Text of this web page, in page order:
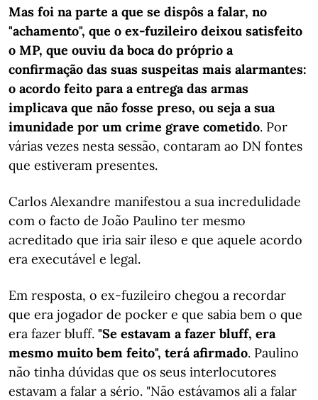
Mas foi na parte a que se dispôs a falar, no
"achamento", que o ex-fuzileiro deixou satisfeito
o MP, que ouviu da boca do próprio a
confirmação das suas suspeitas mais alarmantes:
o acordo feito para a entrega das armas
implicava que não fosse preso, ou seja a sua
imunidade por um crime grave cometido. Por
várias vezes nesta sessão, contaram ao DN fontes
que estiveram presentes.
Carlos Alexandre manifestou a sua incredulidade
com o facto de João Paulino ter mesmo
acreditado que iria sair ileso e que aquele acordo
era executável e legal.
Em resposta, o ex-fuzileiro chegou a recordar
que era jogador de pocker e que sabia bem o que
era fazer bluff. "Se estavam a fazer bluff, era
mesmo muito bem feito", terá afirmado. Paulino
não tinha dúvidas que os seus interlocutores
estavam a falar a sério. "Não estávamos ali a falar